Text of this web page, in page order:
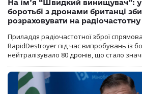
На ім’я “Швидкий винищувач”: у
боротьбі з дронами британці
розраховувати на
Приладдя радіочастотної зброї
RapidDestroyer під час випробувань із
нейтралізувало 80 дронів, що стало